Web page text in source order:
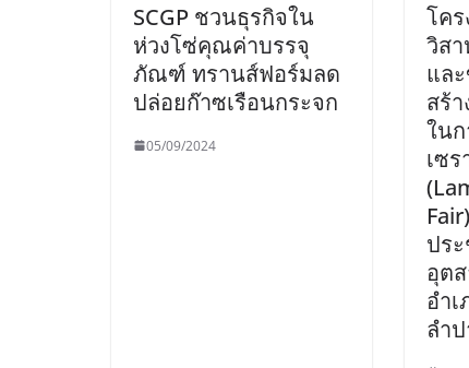
SCGP ชวนธุรกิจใน
ห่วงโซ่คุณค่าบรรจุ
ภัณฑ์ ทรานส์ฟอร์มลด
ปล่อยก๊าซเรือนกระจก
05/09/2024
โคร
วิส
แล
สร้
ใน
เซ
ปร
อุต
อำ
ลำป